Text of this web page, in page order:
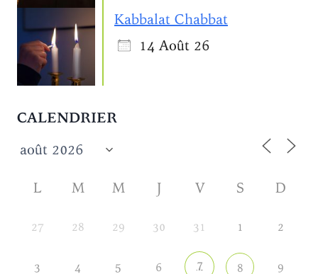
Kabbalat Chabbat
14 Août 26
CALENDRIER
L M M J V S D
27 28 29 30 31 1 2
3 4 5 6 7 8 9